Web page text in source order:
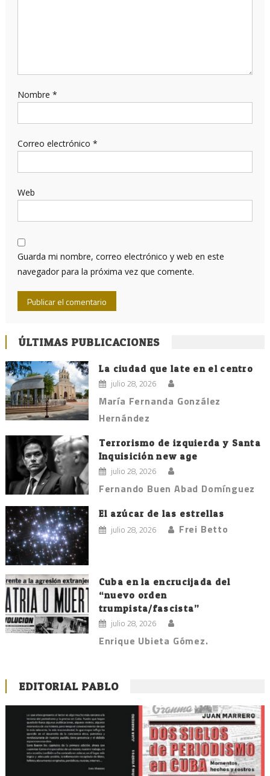
Nombre *
Correo electrónico *
Web
Guarda mi nombre, correo electrónico y web en este
navegador para la próxima vez que comente.
ÚLTIMAS PUBLICACIONES
La ciudad que late en el centro
julio 28, 2026
María Fernanda González
Hernández
Terrorismo de izquierda y Santa
Inquisición new age
julio 28, 2026
Fernando Buen Abad Domínguez
El azúcar de las estrellas
julio 28, 2026 Frei Betto
Cuba en la encrucijada del
“nuevo orden
trumpista/fascista”
julio 28, 2026
Enrique Ubieta Gómez.
EDITORIAL PABLO